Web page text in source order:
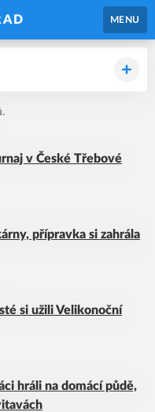
MENU
v České Třebové
přípravka si zahrála
si užili Velikonoční
hráli na domácí půdě,